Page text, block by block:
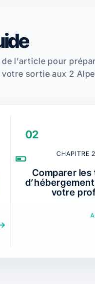
l’article pour
sortie aux 2
02
CHAPITRE 2
Comparer les
votre